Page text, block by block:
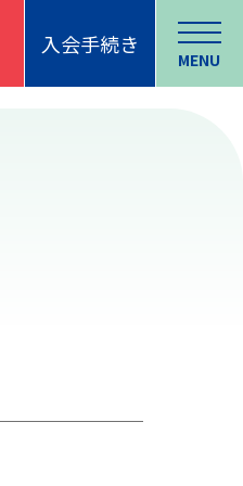
入会手続き
MENU